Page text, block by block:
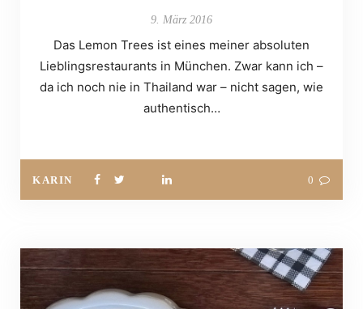
9. März 2016
Das Lemon Trees ist eines meiner absoluten
Lieblingsrestaurants in München. Zwar kann ich –
da ich noch nie in Thailand war – nicht sagen, wie
authentisch…
KARIN 0